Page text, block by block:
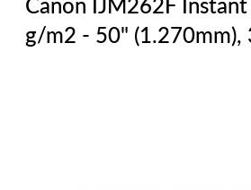
g/m2 - 50" (1.270mm),